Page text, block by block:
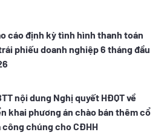
cáo định kỳ tình hình thanh toán
phiếu doanh nghiệp 6 tháng đầu
nội dung Nghị quyết HĐQT về
khai phương án chào bán thêm cổ
công chúng cho CĐHH